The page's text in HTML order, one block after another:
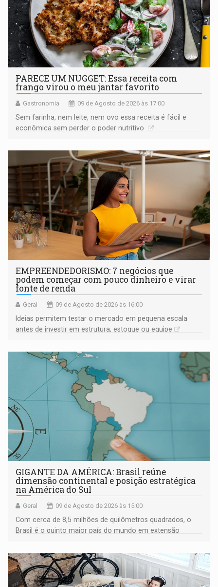
PARECE UM NUGGET: Essa receita com
frango virou o meu jantar favorito
Gastronomia 09 de Agosto de 2026 às 17:00
Sem farinha, nem leite, nem ovo essa receita é fácil e
econômica sem perder o poder nutritivo
EMPREENDEDORISMO: 7 negócios que
podem começar com pouco dinheiro e virar
fonte de renda
Geral 09 de Agosto de 2026 às 16:00
Ideias permitem testar o mercado em pequena escala
antes de investir em estrutura, estoque ou equipe
GIGANTE DA AMÉRICA: Brasil reúne
dimensão continental e posição estratégica
na América do Sul
Geral 09 de Agosto de 2026 às 15:00
Com cerca de 8,5 milhões de quilômetros quadrados, o
Brasil é o quinto maior país do mundo em extensão